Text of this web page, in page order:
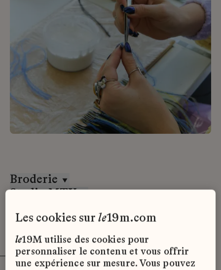
Broderie
Studio MTX
les cookies surle19m.com
le19M utilise des cookies pour
personnaliser le contenu et vous offrir
une expérience sur mesure. Vous pouvez